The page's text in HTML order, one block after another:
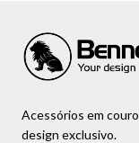
Acessórios em
design exclusivo.